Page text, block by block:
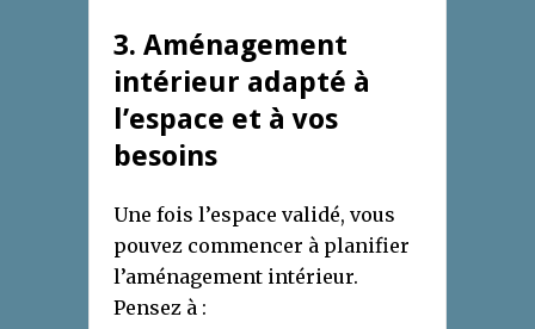
3. Aménagement
intérieur adapté à
l’espace et à vos
besoins
Une fois l’espace validé, vous
pouvez commencer à planifier
l’aménagement intérieur.
Pensez à :